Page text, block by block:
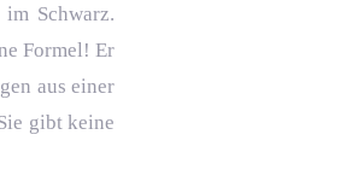
Schwarz.
Formel! Er
aus einer
gibt keine